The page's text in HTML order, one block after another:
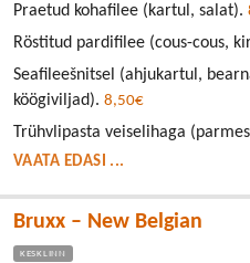
Praetud kohafilee (kartul, salat).
Röstitud pardifilee (cous-cous,
Seafileešnitsel (ahjukartul,
köögiviljad). 8,50€
Trühvlipasta veiselihaga
VAATA EDASI ...
Bruxx – New Belgian
KESKLINN